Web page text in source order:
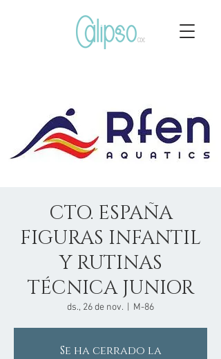
CTO. ESPAÑA
FIGURAS INFANTIL
Y RUTINAS
TÉCNICA JUNIOR
ds., 26 de nov. M-86
Se ha cerrado la